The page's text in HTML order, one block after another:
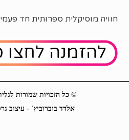
חוויה מוסיקלית ספרותית חד
© כל הזכויות שמורות לגלית
אלדד בוברוביץ' - עיצוב